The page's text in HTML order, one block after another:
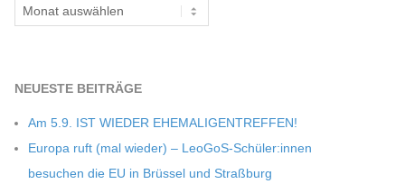
Archiv
NEU­ESTE BEITRÄGE
Am 5.9. IST WIEDER EHEMALIGENTREFFEN!
Europa ruft (mal wie­der) – LeoGoS-Schüler:innen
besu­chen die EU in Brüs­sel und Straßburg